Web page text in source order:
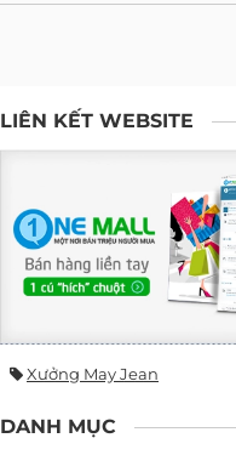
LIÊN KẾT WEBSITE
Xưởng May Jean
DANH MỤC